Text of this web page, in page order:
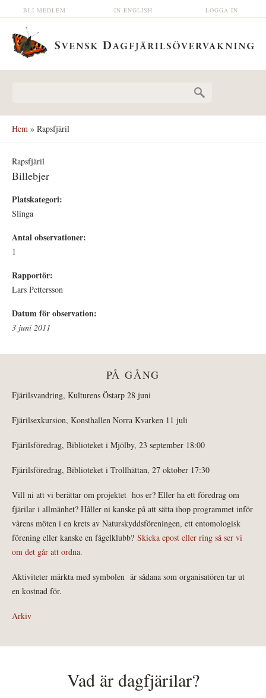
Hoppa till huvudinnehåll LOGGA IN
IN ENGLISH
BLI MEDLEM
Hem » Rapsfjäril
Rapsfjäril
Billebjer
Platskategori:
Slinga
Antal observationer:
1
Rapportör:
Lars Pettersson
Datum för observation:
3 juni 2011
PÅ GÅNG
Fjärilsvandring, Kulturens Östarp 28 juni
Fjärilsexkursion, Konsthallen Norra Kvarken 11 juli
Fjärilsföredrag, Biblioteket i Mjölby, 23 september 18:00
Fjärilsföredrag, Biblioteket i Trollhättan, 27 oktober 17:30
Vill ni att vi berättar om projektet hos er? Eller ha ett föredrag om
fjärilar i allmänhet? Håller ni kanske på att sätta ihop programmet inför
vårens möten i en krets av Naturskyddsföreningen, ett entomologisk
förening eller kanske en fågelklubb? Skicka epost eller ring så ser vi
om det går att ordna.
Aktiviteter märkta med symbolen är sådana som organisatören tar ut
en kostnad för.
Arkiv
Vad är dagfjärilar?